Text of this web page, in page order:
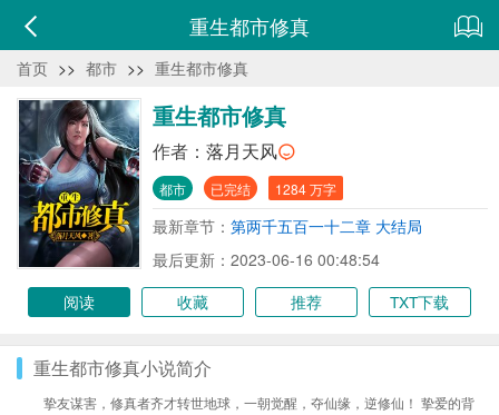
重生都市修真
首页 >> 都市 >> 重生都市修真
重生都市修真
作者： 落月天风
都市 已完结 1284 万字
最新章节： 第两千五百一十二章 大结局
最后更新：2023-06-16 00:48:54
阅读
收藏 推荐 TXT下载
重生都市修真小说简介
挚友谋害，修真者齐才转世地球，一朝觉醒，夺仙缘，逆修仙！ 挚爱的背